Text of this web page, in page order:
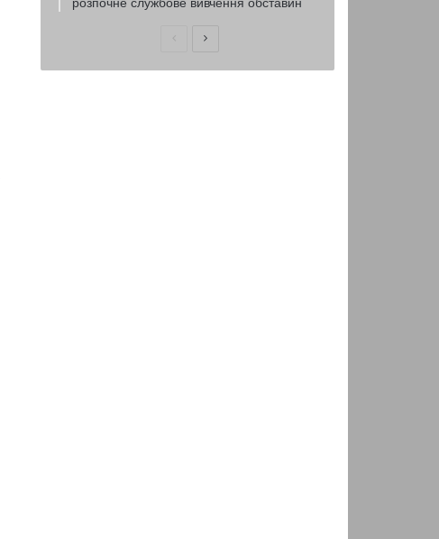
ПопередняНаступна